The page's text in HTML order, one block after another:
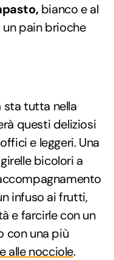
bianco e al
pain brioche
tutta nella
questi deliziosi
e leggeri. Una
bicolori a
infuso ai frutti,
e farcirle con un
con una più
alle nocciole.